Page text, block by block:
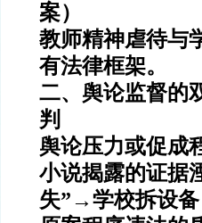
案）
教师精神虐待与
有法律框架。
二、舆论监督的
判
舆论压力或促成
小说揭露的证据
失”→学校拆设